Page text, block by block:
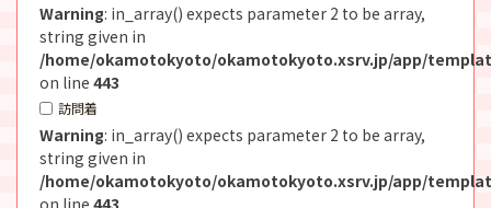
Warning: in_array() expects parameter 2 to be array,
string given in
/home/okamotokyoto/okamotokyoto.xsrv.jp/app/
on line 443
訪問着
Warning: in_array() expects parameter 2 to be array,
string given in
/home/okamotokyoto/okamotokyoto.xsrv.jp/app/
on line 443